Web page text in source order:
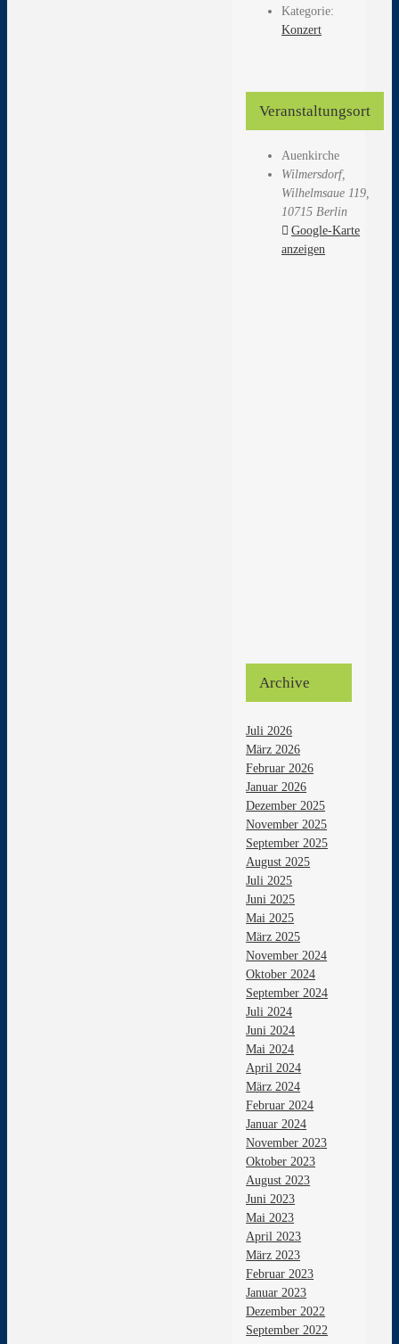
Kategorie:
Konzert
Veranstaltungsort
Auenkirche
Wilmersdorf,
Wilhelmsaue 119,
10715 Berlin
Google-Karte
anzeigen
Archive
Juli 2026
März 2026
Februar 2026
Januar 2026
Dezember 2025
November 2025
September 2025
August 2025
Juli 2025
Juni 2025
Mai 2025
März 2025
November 2024
Oktober 2024
September 2024
Juli 2024
Juni 2024
Mai 2024
April 2024
März 2024
Februar 2024
Januar 2024
November 2023
Oktober 2023
August 2023
Juni 2023
Mai 2023
April 2023
März 2023
Februar 2023
Januar 2023
Dezember 2022
September 2022